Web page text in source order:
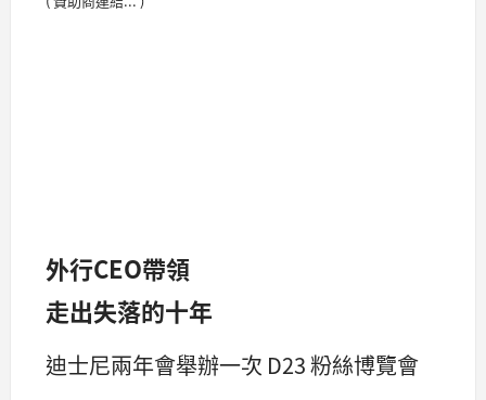
外行CEO帶領
走出失落的十年
迪士尼兩年會舉辦一次 D23 粉絲博覽會